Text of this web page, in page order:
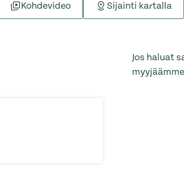
Kohdevideo Sijainti kartalla
Jos haluat